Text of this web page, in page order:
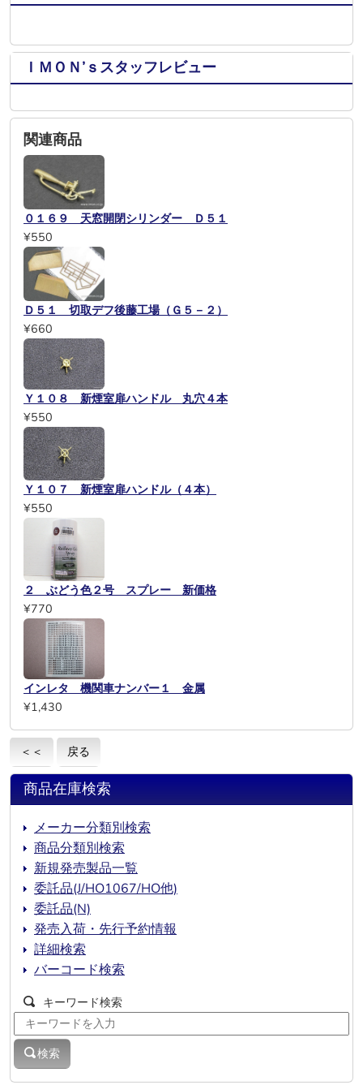
ＩＭＯＮ’ｓスタッフレビュー
関連商品
０１６９ 天窓開閉シリンダー Ｄ５１
¥550
Ｄ５１ 切取デフ後藤工場（Ｇ５－２）
¥660
Ｙ１０８ 新煙室扉ハンドル 丸穴４本
¥550
Ｙ１０７ 新煙室扉ハンドル（４本）
¥550
２ ぶどう色２号 スプレー 新価格
¥770
インレタ 機関車ナンバー１ 金属
¥1,430
＜＜ 戻る
商品在庫検索
メーカー分類別検索
商品分類別検索
新規発売製品一覧
委託品(J/HO1067/HO他)
委託品(N)
発売入荷・先行予約情報
詳細検索
バーコード検索
キーワード検索
検索